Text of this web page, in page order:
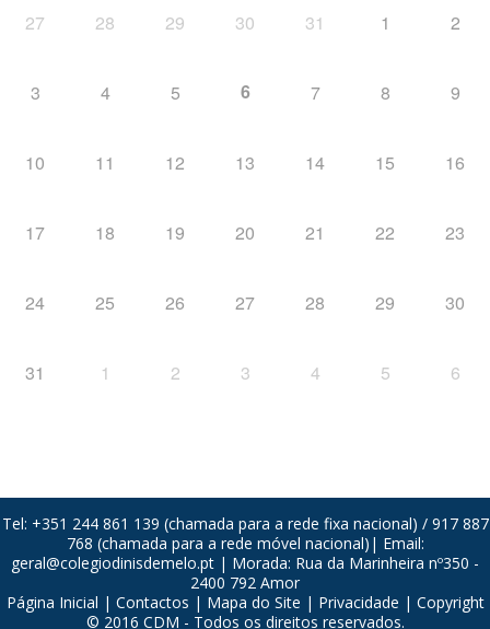
27 28 29 30 31 1 2
3 4 5 6 7 8 9
10 11 12 13 14 15 16
17 18 19 20 21 22 23
24 25 26 27 28 29 30
31 1 2 3 4 5 6
Tel: +351 244 861 139 (chamada para a rede fixa nacional) / 917 887
768 (chamada para a rede móvel nacional)| Email:
geral@colegiodinisdemelo.pt | Morada: Rua da Marinheira nº350 -
2400 792 Amor
Página Inicial | Contactos | Mapa do Site | Privacidade | Copyright
© 2016 CDM - Todos os direitos reservados.